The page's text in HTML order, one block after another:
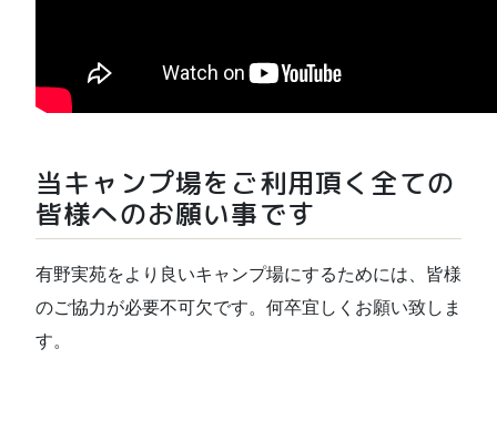
当キャンプ場をご利用頂く全ての
皆様へのお願い事です
有野実苑をより良いキャンプ場にするためには、皆様
のご協力が必要不可欠です。何卒宜しくお願い致しま
す。